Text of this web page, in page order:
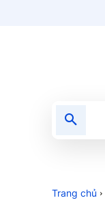
Trang chủ